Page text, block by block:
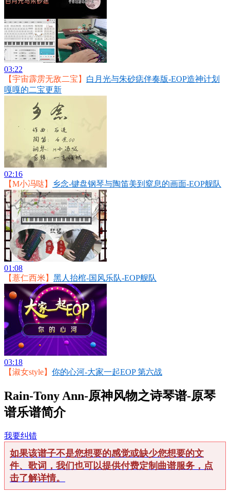
03:22
【宇宙霹雳无敌二宝】 白月光与朱砂痣伴奏版-EOP造神计划
嘎嘎的二宝更新
02:16
【M小冯哒】
乡念-键盘钢琴与陶笛美到窒息的画面-EOP舰队
01:08
【薏仁西米】 黑人抬棺-国风乐队-EOP舰队
03:18
【淑女style】 你的心河-大家一起EOP 第六战
Rain-Tony Ann-原神风物之诗琴谱-原琴
谱乐谱简介
我要纠错
如果该谱子不是您想要的感觉或缺少您想要的文
件、歌词，我们也可以提供付费定制曲谱服务，点
击了解详情。